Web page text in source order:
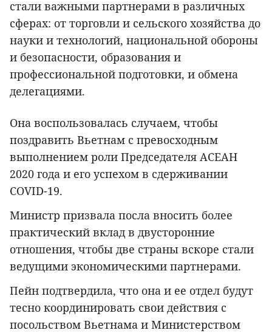
стали важными партнерами в различных
сферах: от торговли и сельского хозяйства до
науки и технологий, национальной обороны
и безопасности, образования и
профессиональной подготовки, и обмена
делегациями.
Она воспользовалась случаем, чтобы
поздравить Вьетнам с превосходным
выполнением роли Председателя АСЕАН
2020 года и его успехом в сдерживании
COVID-19.
Министр призвала посла вносить более
практический вклад в двусторонние
отношения, чтобы две страны вскоре стали
ведущими экономическими партнерами.
Пейн подтвердила, что она и ее отдел будут
тесно координировать свои действия с
посольством Вьетнама и Министерством